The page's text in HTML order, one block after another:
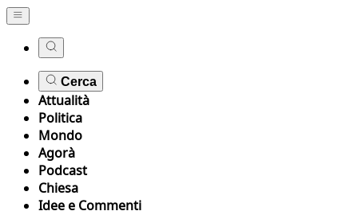
Cerca
Attualità
Politica
Mondo
Agorà
Podcast
Chiesa
Idee e Commenti